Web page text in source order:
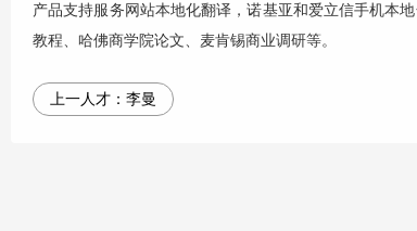
产品支持服务网站本地化翻译，诺基亚和爱立信手机本
教程、哈佛商学院论文、麦肯锡商业调研等。
上一人才： 李曼